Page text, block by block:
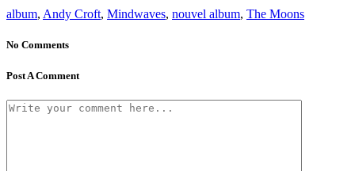
album, Andy Croft, Mindwaves, nouvel album, The Moons
No Comments
Post A Comment